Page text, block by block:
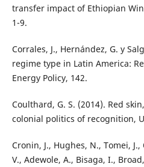
transfer impact of Ethiopian
1-9.
Corrales, J., Hernández, G. y
regime type in Latin America:
Energy Policy, 142.
Coulthard, G. S. (2014). Red
colonial politics of recognition,
Cronin, J., Hughes, N., Tomei,
V., Adewole, A., Bisaga, I.,